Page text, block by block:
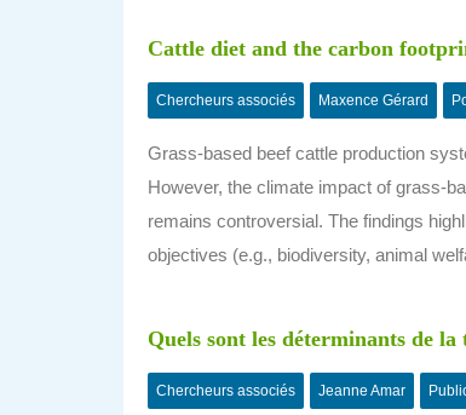
Cattle diet and the carbon
Chercheurs associés Maxence Gérard
Grass-based beef cattle production
However, the climate impact of grass-
remains controversial. The findings
objectives (e.g., biodiversity, animal
Quels sont les déterminants de
Chercheurs associés Jeanne Amar